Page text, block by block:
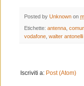
Posted by Unknown on
Etichette: antenna
vodafone walter antonelli
Iscriviti a: Post (Atom)